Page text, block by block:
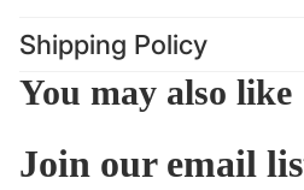
Shipping Policy
You may also like
Join our email
Refund policy